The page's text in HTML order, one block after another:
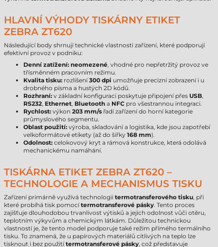
HLAVNÍ VÝHODY TISKÁRNY ETIKET
ZEBRA ZT620
Následující body shrnují technické vlastnosti zařízení, které podporují
efektivní provoz v podniku:
Denní zatížení: neomezené, vhodné pro nepřetržitý provoz ve
třísměnném pracovním režimu.
Kvalita tisku: rozlišení300 dpi umožňuje precizní zobrazení i u
drobného písma a hustých 2D kódů.
Rozhraní: v základní konfiguraci poskytuje připojení přes USB,
RS232, Ethernet, Bluetooth a NFC pro všestrannou integraci.
Rychlost: výkon 203 mm/s řadí zařízení do horní kategorie
průmyslového segmentu.
Oblast použití: výroba, skladování a logistika, kde jsou zapotřebí
velkoformátové etikety (až do šířky 168 mm).
Odolnost: celokovový kryt a rámová konstrukce, která odolává
mechanickému namáhání.
TISKÁRNA ETIKET ZEBRA ZT620 –
TECHNOLOGIE A MECHANISMUS TISKU
Zařízení primárně využívá technologii termotransferového tisku, při
které probíhá tisk pomocítermotransferové pásky. Tento proces
zajišťuje dlouhodobou trvanlivost výtisků a jejich odolnost vůči otěru,
teplotním výkyvům a chemickým látkám. Důležitou technickou
vlastností je, že tento model podporuje také režim přímého termálního
tisku. To znamená, že u papírových materiálů citlivých na teplo lze
tisknout i bez použitítermotransferové pásky, což představuje